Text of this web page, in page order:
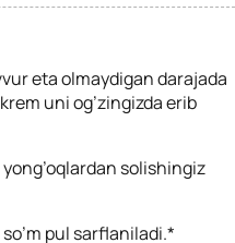
eta olmaydigan darajada
uni og’zingizda erib
solishingiz
pul sarflaniladi.*